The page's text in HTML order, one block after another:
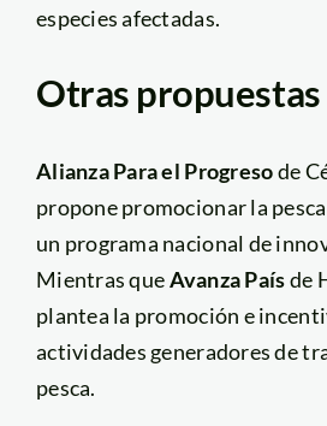
especies afectadas.
Otras propuestas
Alianza Para el Progresode
propone promocionar la
un programa nacional de
Mientras queAvanza Paísde
plantea la promoción e
actividades generadores de
pesca.